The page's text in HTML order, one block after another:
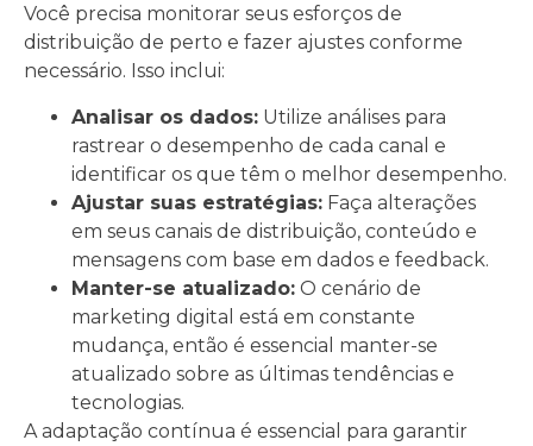
Você precisa monitorar seus esforços de
distribuição de perto e fazer ajustes conforme
necessário. Isso inclui:
Analisar os dados: Utilize análises para
rastrear o desempenho de cada canal e
identificar os que têm o melhor desempenho.
Ajustar suas estratégias: Faça alterações
em seus canais de distribuição, conteúdo e
mensagens com base em dados e feedback.
Manter-se atualizado: O cenário de
marketing digital está em constante
mudança, então é essencial manter-se
atualizado sobre as últimas tendências e
tecnologias.
A adaptação contínua é essencial para garantir